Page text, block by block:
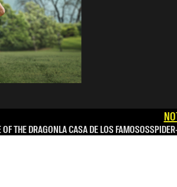
OF THE DRAGONLA CASA DE LOS FAMOSOS